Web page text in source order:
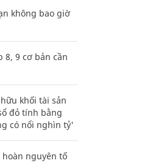
không bao giờ
8, 9 cơ bản cần
khối tài sản
đỏ tính bằng
có nổi nghìn tỷ'
nguyên tố